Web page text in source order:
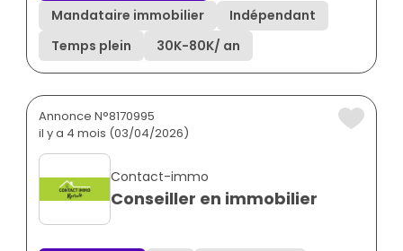
Mandataire immobilier
Indépendant
Temps plein
30K-80K/ an
Annonce N°8170995
il y a 4 mois (03/04/2026)
Contact-immo
Conseiller en immobilier